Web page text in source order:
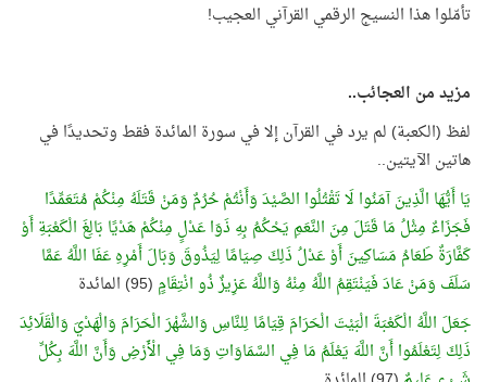
تأمّلوا هذا النسيج الرقمي القرآني العجيب!
مزيد من العجائب..
لفظ (الكعبة) لم يرد في القرآن إلا في سورة المائدة فقط وتحديدًا في
هاتين الآيتين..
يَا أَيُّهَا الَّذِينَ آمَنُوا لَا تَقْتُلُوا الصَّيْدَ وَأَنْتُمْ حُرُمٌ وَمَنْ قَتَلَهُ مِنْكُمْ مُتَعَمِّدًا
فَجَزَاءٌ مِثْلُ مَا قَتَلَ مِنَ النَّعَمِ يَحْكُمُ بِهِ ذَوَا عَدْلٍ مِنْكُمْ هَدْيًا بَالِغَ الْكَعْبَةِ أَوْ
كَفَّارَةٌ طَعَامُ مَسَاكِينَ أَوْ عَدْلُ ذَلِكَ صِيَامًا لِيَذُوقَ وَبَالَ أَمْرِهِ عَفَا اللَّهُ عَمَّا
سَلَفَ وَمَنْ عَادَ فَيَنْتَقِمُ اللَّهُ مِنْهُ وَاللَّهُ عَزِيزٌ ذُو انْتِقَامٍ (95) المائدة
جَعَلَ اللَّهُ الْكَعْبَةَ الْبَيْتَ الْحَرَامَ قِيَامًا لِلنَّاسِ وَالشَّهْرَ الْحَرَامَ وَالْهَدْيَ وَالْقَلَائِدَ
ذَلِكَ لِتَعْلَمُوا أَنَّ اللَّهَ يَعْلَمُ مَا فِي السَّمَاوَاتِ وَمَا فِي الْأَرْضِ وَأَنَّ اللَّهَ بِكُلِّ